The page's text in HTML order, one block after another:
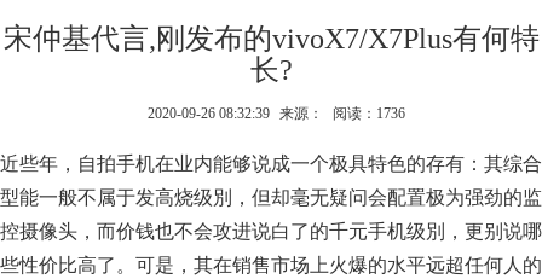
宋仲基代言,刚发布的vivoX7/X7Plus有何特
长?
2020-09-26 08:32:39 来源： 阅读：1736
近些年，自拍手机在业内能够说成一个极具特色的存有：其综合
型能一般不属于发高烧级別，但却毫无疑问会配置极为强劲的监
控摄像头，而价钱也不会攻进说白了的千元手机级別，更别说哪
些性价比高了。可是，其在销售市场上火爆的水平远超任何人的